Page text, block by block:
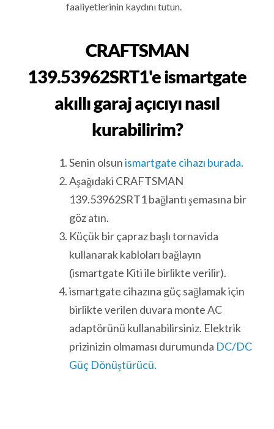
faaliyetlerinin kaydını tutun.
CRAFTSMAN
139.53962SRT1'e ismartgate
akıllı garaj açıcıyı nasıl
kurabilirim?
Senin olsunismartgate cihazı burada.
Aşağıdaki CRAFTSMAN
139.53962SRT1 bağlantı şemasına bir
göz atın.
Küçük bir çapraz başlı tornavida
kullanarak kabloları bağlayın
(ismartgate Kiti ile birlikte verilir).
ismartgate cihazına güç sağlamak için
birlikte verilen duvara monte AC
adaptörünü kullanabilirsiniz. Elektrik
prizinizin olmaması durumunda DC/DC
Güç Dönüştürücü.